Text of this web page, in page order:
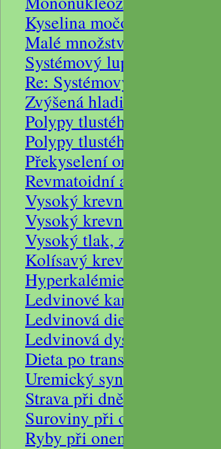
Kyselina močová v krvi
Malé množství bílkovin v
Systémový lupus a dieta
Re: Systémový lupus a
Zvýšená hladina cukru v
Polypy tlustého střeva léčba
Polypy tlustého střeva,
Překyselení organismu
Revmatoidní artritida,
Vysoký krevní tlak po
Vysoký krevní tlak a
Vysoký tlak, zvýšená
Kolísavý krevní tlak,
Hyperkalémie snížená
Ledvinové kameny,
Ledvinová dieta, draslík v
Ledvinová dysfunkce a
Dieta po transplantaci
Uremický syndrom a
Strava při dně
Suroviny při onemocnění
Ryby při onemocnění dnou